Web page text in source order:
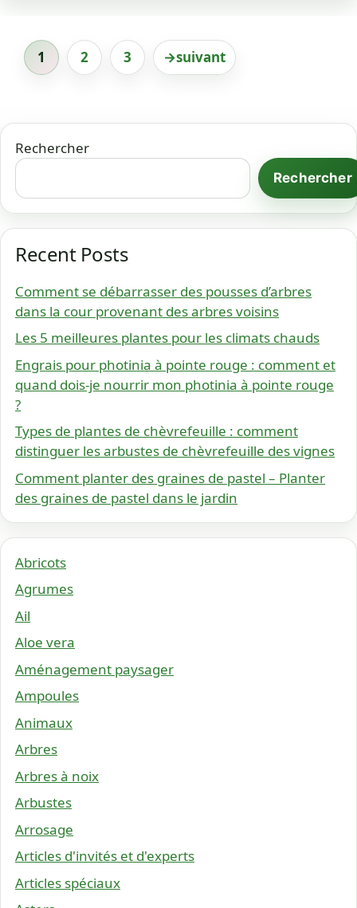
Page
1 Page
2 Page
3 →suivant
Rechercher
Rechercher
Recent Posts
Comment se débarrasser des pousses d’arbres
dans la cour provenant des arbres voisins
Les 5 meilleures plantes pour les climats chauds
Engrais pour photinia à pointe rouge : comment et
quand dois-je nourrir mon photinia à pointe rouge
?
Types de plantes de chèvrefeuille : comment
distinguer les arbustes de chèvrefeuille des vignes
Comment planter des graines de pastel – Planter
des graines de pastel dans le jardin
Abricots
Agrumes
Ail
Aloe vera
Aménagement paysager
Ampoules
Animaux
Arbres
Arbres à noix
Arbustes
Arrosage
Articles d'invités et d'experts
Articles spéciaux